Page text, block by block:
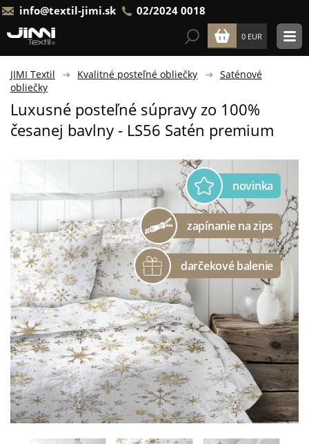
info@textil-jimi.sk 02/2024 0018
0 EUR
JIMI Textil Kvalitné posteľné obliečky
Saténové
obliečky
Luxusné posteľné súpravy zo 100%
česanej bavlny - LS56 Satén premium